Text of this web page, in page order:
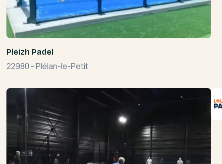
Pleizh Padel
22980 -Plélan-le-Petit